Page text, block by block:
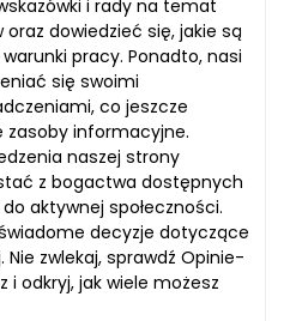
i rady na temat
dowiedzieć się, jakie są
pracy. Ponadto, nasi
się swoimi
co jeszcze
zasoby informacyjne.
naszej strony
z bogactwa dostępnych
aktywnej społeczności.
decyzje dotyczące
zwlekaj, sprawdź Opinie-
i odkryj, jak wiele możesz